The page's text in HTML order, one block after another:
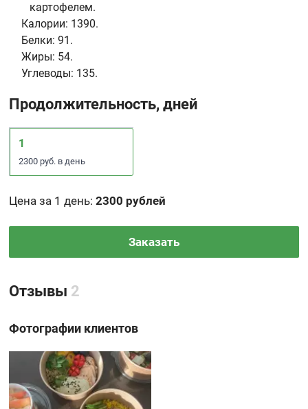
картофелем.
Калории: 1390.
Белки: 91.
Жиры: 54.
Углеводы: 135.
Продолжительность, дней
1
2300 руб. в день
Цена за 1 день:2300 рублей
Заказать
Отзывы 2
Фотографии клиентов